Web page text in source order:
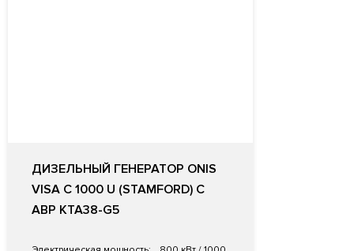
ДИЗЕЛЬНЫЙ ГЕНЕРАТОР ONIS
VISA C 1000 U (STAMFORD) С
АВР KTA38-G5